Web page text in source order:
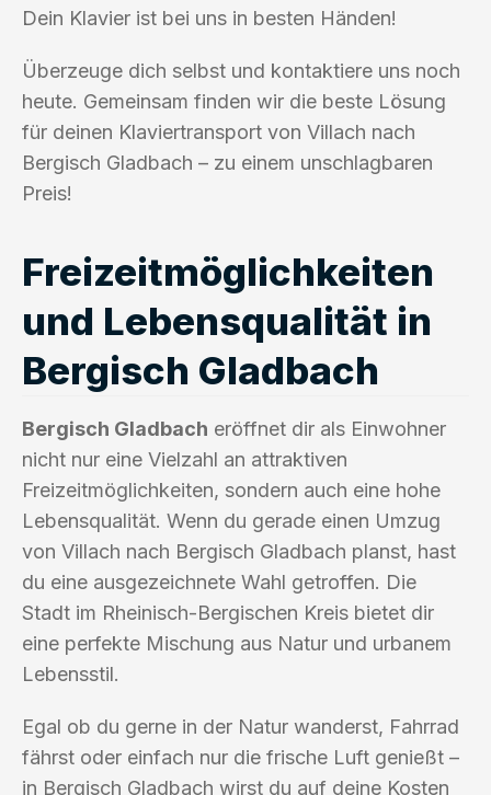
Dein Klavier ist bei uns in besten Händen!
Überzeuge dich selbst und kontaktiere uns noch
heute. Gemeinsam finden wir die beste Lösung
für deinen Klaviertransport von Villach nach
Bergisch Gladbach – zu einem unschlagbaren
Preis!
Freizeitmöglichkeiten
und Lebensqualität in
Bergisch Gladbach
Bergisch Gladbach eröffnet dir als Einwohner
nicht nur eine Vielzahl an attraktiven
Freizeitmöglichkeiten, sondern auch eine hohe
Lebensqualität. Wenn du gerade einen Umzug
von Villach nach Bergisch Gladbach planst, hast
du eine ausgezeichnete Wahl getroffen. Die
Stadt im Rheinisch-Bergischen Kreis bietet dir
eine perfekte Mischung aus Natur und urbanem
Lebensstil.
Egal ob du gerne in der Natur wanderst, Fahrrad
fährst oder einfach nur die frische Luft genießt –
in Bergisch Gladbach wirst du auf deine Kosten